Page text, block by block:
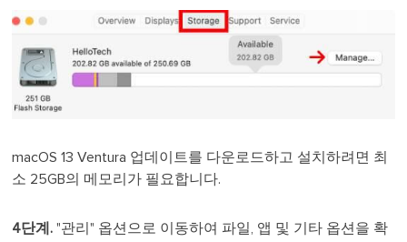
macOS 13 Ventura 업데이트를 다운로드하고 설치하려면 최
소 25GB의 메모리가 필요합니다.
4단계. "관리" 옵션으로 이동하여 파일, 앱 및 기타 옵션을 확